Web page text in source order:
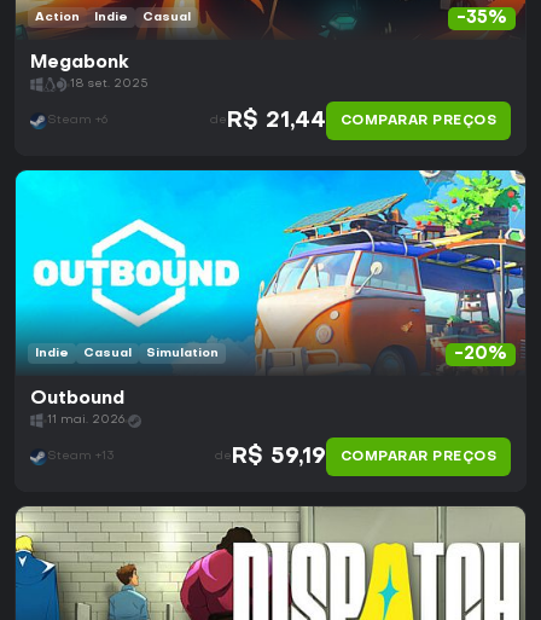
-35%
Action Indie Casual
Megabonk
18 set. 2025
Steam +6 de R$ 21,44 COMPARAR PREÇOS
-20%
Indie Casual Simulation
Outbound
11 mai. 2026
Steam +13 de R$ 59,19 COMPARAR PREÇOS